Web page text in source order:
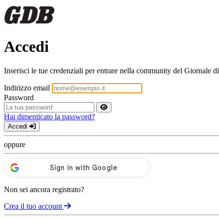
Accedi
Inserisci le tue credenziali per entrare nella community del Giornale
Indirizzo email
Password
Hai dimenticato la password?
Accedi
oppure
Non sei ancora registrato?
Crea il tuo account